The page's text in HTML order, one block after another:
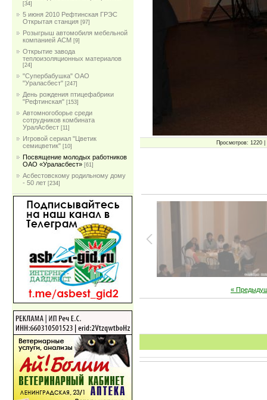
[34]
5 июня 2010 Рефтинская ГРЭС
Открытая станция [97]
Розыгрыш автомобиля мебельной
компанией АСМ [9]
Открытие завода
теплоизоляционных материалов
[24]
"Супербабушка" ОАО
"Ураласбест" [247]
День рождения птицефабрики
"Рефтинская" [153]
Автомногоборье среди
сотрудников комбината
УралАсбест [11]
Игровой сериал "Цветик
семицветик" [10]
Посвящение молодых работников
ОАО «Ураласбест» [61]
Асбестовскому родильному дому
- 50 лет [234]
Просмотров: 1220
«